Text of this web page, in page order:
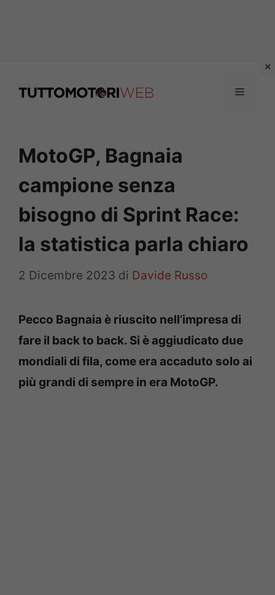
Menu
MotoGP, Bagnaia
campione senza
bisogno di Sprint Race:
la statistica parla chiaro
2 Dicembre 2023 di Davide Russo
Pecco Bagnaia è riuscito nell’impresa di
fare il back to back. Si è aggiudicato due
mondiali di fila, come era accaduto solo ai
più grandi di sempre in era MotoGP.